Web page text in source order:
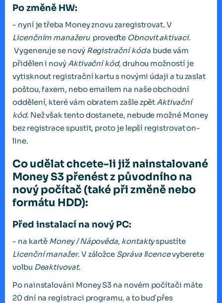
Po změně HW:
- nyní je třeba Money znovu zaregistrovat. V
Licenčním manažeruproveďte Obnovit aktivaci.
Vygeneruje se nový Registrační kóda bude vám
přidělen i novýAktivační kód, druhou možností je
vytisknout registrační kartu s novými údaji a tu zaslat
poštou, faxem, nebo emailem na naše obchodní
oddělení, které vám obratem zašle zpětAktivační
kód. Než však tento dostanete, nebude možné Money
bez registrace spustit, proto je lepší registrovat on-
line.
Co udělat chcete-li již nainstalované
Money S3 přenést z původního na
nový počítač (také při změně nebo
formátu HDD):
Před instalací na nový PC:
- na kartě Money / Nápověda, kontaktyspustíte
Licenční manažer. V záložce Správa licencevyberete
volbu Deaktivovat.
Po nainstalováni Money S3 na novém počítači máte
20 dní na registraci programu, a to buď přes